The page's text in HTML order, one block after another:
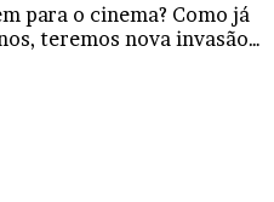
para o cinema? Como já
teremos nova invasão…